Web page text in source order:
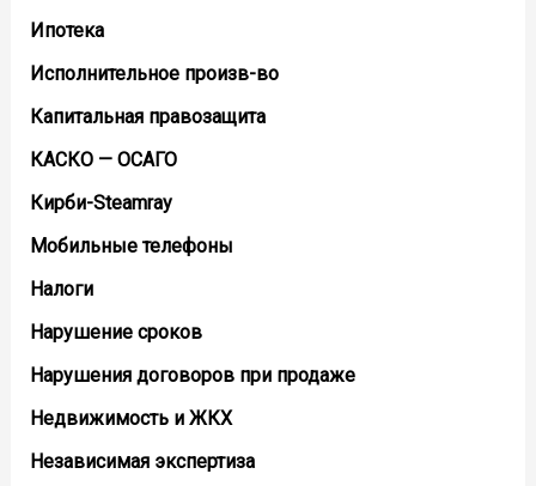
Ипотека
Исполнительное произв-во
Капитальная правозащита
КАСКО — ОСАГО
Кирби-Steamray
Мобильные телефоны
Налоги
Нарушение сроков
Нарушения договоров при продаже
Недвижимость и ЖКХ
Независимая экспертиза